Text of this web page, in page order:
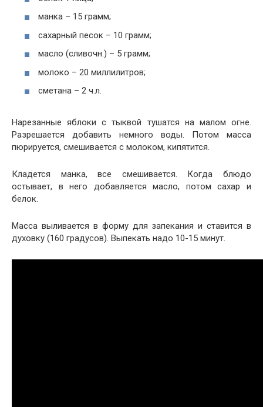
манка – 15 грамм;
сахарный песок – 10 грамм;
масло (сливочн.) – 5 грамм;
молоко – 20 миллилитров;
сметана – 2 ч.л.
Нарезанные яблоки с тыквой тушатся на малом огне.
Разрешается добавить немного воды. Потом масса
пюрируется, смешивается с молоком, кипятится.
Кладется манка, все смешивается. Когда блюдо
остывает, в него добавляется масло, потом сахар и
белок.
Масса выливается в форму для запекания и ставится в
духовку (160 градусов). Выпекать надо 10-15 минут.